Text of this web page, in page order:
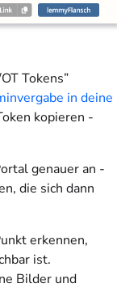
Tokens”
in deine
kopieren -
genauer an -
die sich dann
erkennen,
ist.
Bilder und